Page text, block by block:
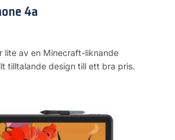
4a
lite av en Minecraft-liknande
tilltalande design till ett bra pris.